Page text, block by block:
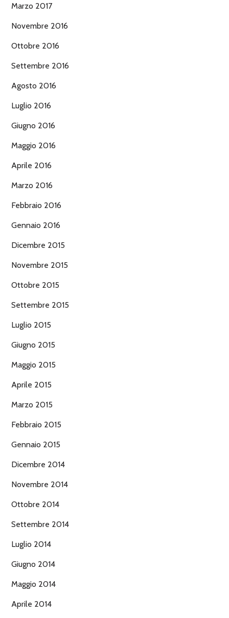
Marzo 2017
Novembre 2016
Ottobre 2016
Settembre 2016
Agosto 2016
Luglio 2016
Giugno 2016
Maggio 2016
Aprile 2016
Marzo 2016
Febbraio 2016
Gennaio 2016
Dicembre 2015
Novembre 2015
Ottobre 2015
Settembre 2015
Luglio 2015
Giugno 2015
Maggio 2015
Aprile 2015
Marzo 2015
Febbraio 2015
Gennaio 2015
Dicembre 2014
Novembre 2014
Ottobre 2014
Settembre 2014
Luglio 2014
Giugno 2014
Maggio 2014
Aprile 2014